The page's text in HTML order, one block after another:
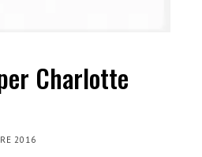
Charlotte
2016